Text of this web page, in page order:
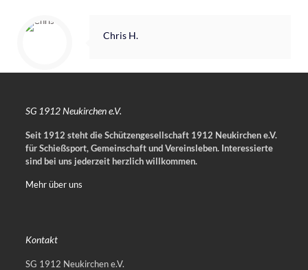
Chris H.
SG 1912 Neukirchen e.V.
Seit 1912 steht die Schützengesellschaft 1912 Neukirchen e.V.
für Schießsport, Gemeinschaft und Vereinsleben. Interessierte
sind bei uns jederzeit herzlich willkommen.
Mehr über uns
Kontakt
SG 1912 Neukirchen e.V.